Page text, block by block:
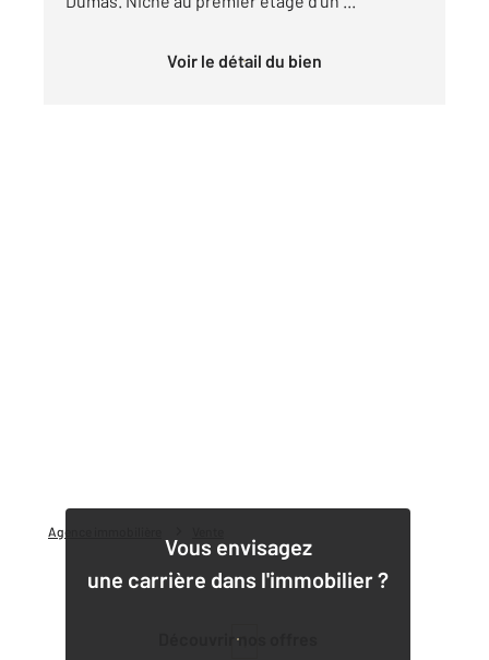
Agence immobilière
Voir le détail du bien
Vous envisagez
une carrière dans l'immobilier ?
Découvrir nos offres